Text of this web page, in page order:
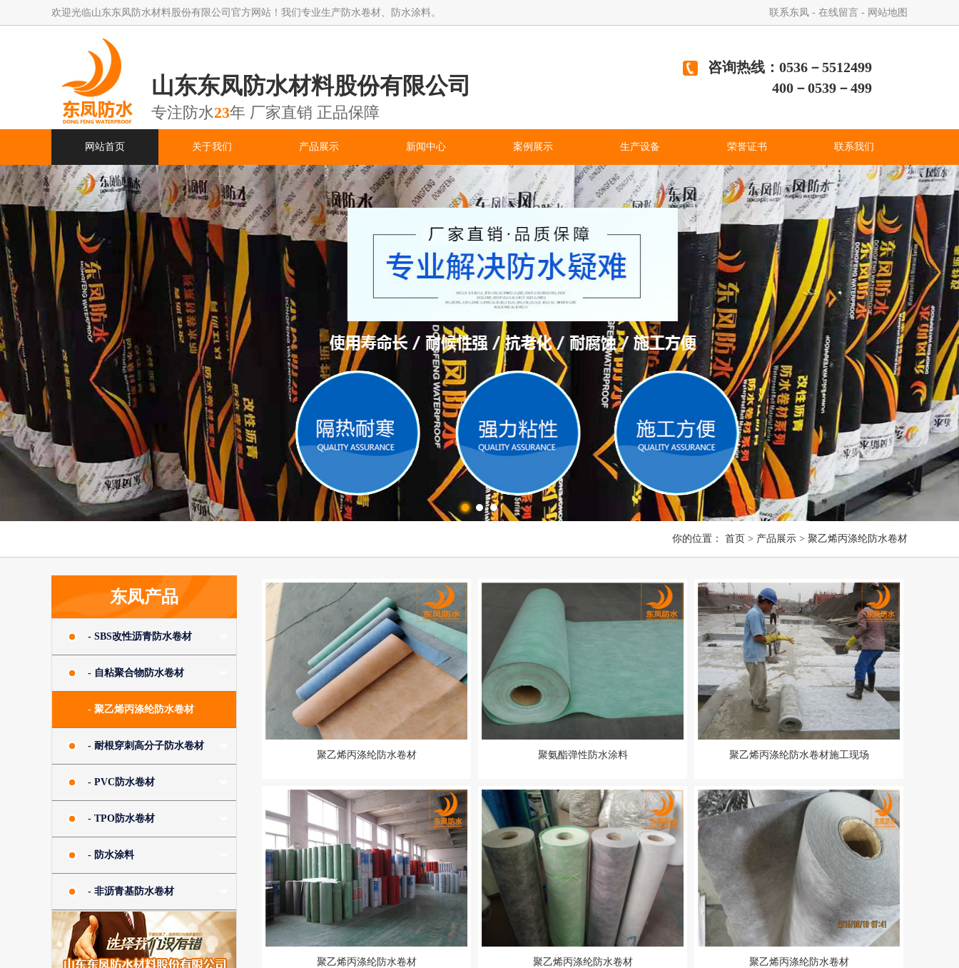
联系东凤 - 在线留言 - 网站地图
欢迎光临山东东凤防水材料股份有限公司官方网站！我们专业生产防水卷材、防水涂料。
山东东凤防水材料股份有限公司
专注防水23年 厂家直销 正品保障
咨询热线：0536－5512499
400－0539－499
网站首页 关于我们 产品展示 新闻中心 案例展示 生产设备 荣誉证书 联系我们
你的位置： 首页 > 产品展示 > 聚乙烯丙涤纶防水卷材
东凤产品
- SBS改性沥青防水卷材
- 自粘聚合物防水卷材
- 聚乙烯丙涤纶防水卷材
- 耐根穿刺高分子防水卷材
- PVC防水卷材
- TPO防水卷材
- 防水涂料
- 非沥青基防水卷材
聚乙烯丙涤纶防水卷材 聚氨酯弹性防水涂料 聚乙烯丙涤纶防水卷材施工现场
聚乙烯丙涤纶防水卷材 聚乙烯丙涤纶防水卷材 聚乙烯丙涤纶防水卷材